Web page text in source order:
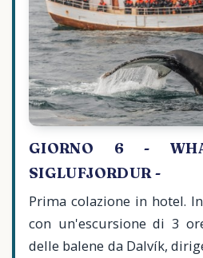
GIORNO 6 -
SIGLUFJORDUR -
Prima colazione in hotel.
con un'escursione di 3
delle balene da Dalvík,